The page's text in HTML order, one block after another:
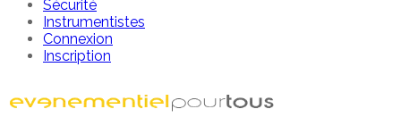
Sécurité
Instrumentistes
Connexion
Inscription